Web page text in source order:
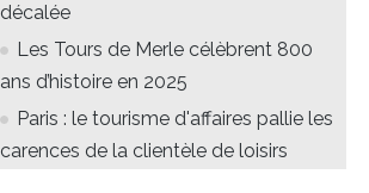
décalée
Les Tours de Merle célèbrent 800
ans d’histoire en 2025
Paris : le tourisme d'affaires pallie les
carences de la clientèle de loisirs